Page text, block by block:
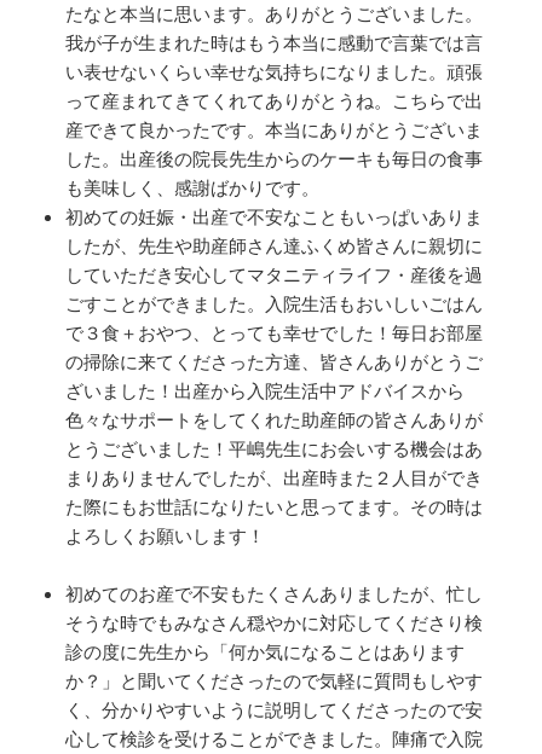
たなと本当に思います。ありがとうございました。
我が子が生まれた時はもう本当に感動で言葉では言
い表せないくらい幸せな気持ちになりました。頑張
って産まれてきてくれてありがとうね。こちらで出
産できて良かったです。本当にありがとうございま
した。出産後の院長先生からのケーキも毎日の食事
も美味しく、感謝ばかりです。
初めての妊娠・出産で不安なこともいっぱいありま
したが、先生や助産師さん達ふくめ皆さんに親切に
していただき安心してマタニティライフ・産後を過
ごすことができました。入院生活もおいしいごはん
で３食＋おやつ、とっても幸せでした！毎日お部屋
の掃除に来てくださった方達、皆さんありがとうご
ざいました！出産から入院生活中アドバイスから
色々なサポートをしてくれた助産師の皆さんありが
とうございました！平嶋先生にお会いする機会はあ
まりありませんでしたが、出産時また２人目ができ
た際にもお世話になりたいと思ってます。その時は
よろしくお願いします！
初めてのお産で不安もたくさんありましたが、忙し
そうな時でもみなさん穏やかに対応してくださり検
診の度に先生から「何か気になることはあります
か？」と聞いてくださったので気軽に質問もしやす
く、分かりやすいように説明してくださったので安
心して検診を受けることができました。陣痛で入院